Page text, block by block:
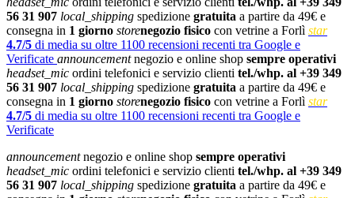
56 31 907 local_shipping spedizione gratuita a partire da 49€ e
consegna in 1 giorno storenegozio fisico con vetrine a Forlì star
4.7/5 di media su oltre 1100 recensioni recenti tra Google e
Verificate announcementnegozio e online shop sempre operativi
headset_mic ordini telefonici e servizio clienti tel./whp. al +39 349
56 31 907 local_shipping spedizione gratuita a partire da 49€ e
consegna in 1 giorno storenegozio fisico con vetrine a Forlì star
4.7/5 di media su oltre 1100 recensioni recenti tra Google e
Verificate
announcementnegozio e online shop sempre operativi
headset_mic ordini telefonici e servizio clienti tel./whp. al +39 349
56 31 907 local_shipping spedizione gratuita a partire da 49€ e